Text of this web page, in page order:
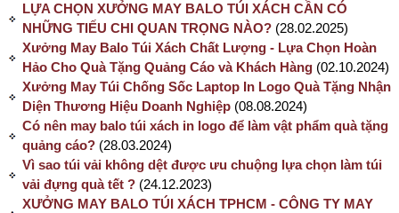
LỰA CHỌN XƯỞNG MAY BALO TÚI XÁCH CẦN CÓ
NHỮNG TIẾU CHI QUAN TRỌNG NÀO? (28.02.2025)
Xưởng May Balo Túi Xách Chất Lượng - Lựa Chọn Hoàn
Hảo Cho Quà Tặng Quảng Cáo và Khách Hàng (02.10.2024)
Xưởng May Túi Chống Sốc Laptop In Logo Quà Tặng Nhận
Diện Thương Hiệu Doanh Nghiệp (08.08.2024)
Có nên may balo túi xách in logo để làm vật phẩm quà tặng
quảng cáo? (28.03.2024)
Vì sao túi vải không dệt được ưu chuộng lựa chọn làm túi
vải đựng quà tết ? (24.12.2023)
XƯỞNG MAY BALO TÚI XÁCH TPHCM - CÔNG TY MAY